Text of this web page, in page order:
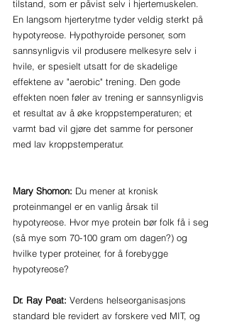
tilstand, som er påvist selv i hjertemuskelen.
En langsom hjerterytme tyder veldig sterkt på
hypotyreose. Hypothyroide personer, som
sannsynligvis vil produsere melkesyre selv i
hvile, er spesielt utsatt for de skadelige
effektene av "aerobic" trening. Den gode
effekten noen føler av trening er sannsynligvis
et resultat av å øke kroppstemperaturen; et
varmt bad vil gjøre det samme for personer
med lav kroppstemperatur.
Mary Shomon: Du mener at kronisk
proteinmangel er en vanlig årsak til
hypotyreose. Hvor mye protein bør folk få i seg
(så mye som 70-100 gram om dagen?) og
hvilke typer proteiner, for å forebygge
hypotyreose?
Dr. Ray Peat: Verdens helseorganisasjons
standard ble revidert av forskere ved MIT, og